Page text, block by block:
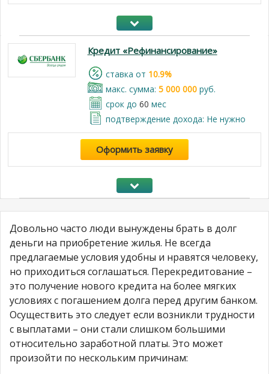
Кредит «Рефинансирование»
cтавка от 10.9%
макс. сумма: 5 000 000руб.
срок до 60 мес
подтверждение дохода: Не нужно
Оформить заявку
Довольно часто люди вынуждены брать в долг
деньги на приобретение жилья. Не всегда
предлагаемые условия удобны и нравятся человеку,
но приходиться соглашаться. Перекредитование –
это получение нового кредита на более мягких
условиях с погашением долга перед другим банком.
Осуществить это следует если возникли трудности
с выплатами – они стали слишком большими
относительно заработной платы. Это может
произойти по нескольким причинам: